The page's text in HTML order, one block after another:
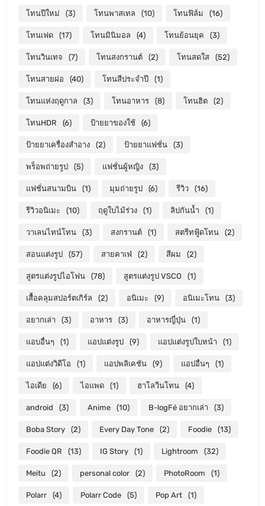
โทนปีใหม่ (3) โทนพาสเทล (10) โทนฟิล์ม (16)
โทนเฟด (17) โทนมินิมอล (4) โทนย้อนยุค (3)
โทนวินเทจ (7) โทนสงกรานต์ (2) โทนสดใส (52)
โทนสายฝอ (40) โทนสีประจำปี (1)
โทนแห่งฤดูกาล (3) โทนอาหาร (8) โทนฮิต (2)
โทนHDR (6) ป้ายยาของใช้ (6)
ป้ายยาเครื่องสำอาง (2) ป้ายยาแฟชั่น (3)
พร็อพถ่ายรูป (5) แฟชั่นผู้หญิง (3)
แฟชั่นสนามบิน (1) มุมถ่ายรูป (6) รีวิว (16)
รีวิวอนิเมะ (10) ฤดูใบไม้ร่วง (1) ลิปกันน้ำ (1)
วาเลนไทน์โทน (3) สงกรานต์ (1) สตรีทฟู้ดโทน (2)
สอนแต่งรูป (57) สายคาเฟ่ (2) สีผม (2)
สูตรแต่งรูปไอโฟน (78) สูตรแต่งรูป VSCO (1)
เสื้อคลุมสปอร์ตเกิร์ล (2) อนิเมะ (9) อนิเมะโทน (3)
อยากเล่า (3) อาหาร (3) อาหารญี่ปุ่น (1)
แอบอื่นๆ (1) แอปแต่งรูป (9) แอปแต่งรูปใบหน้า (1)
แอปแต่งวิดีโอ (1) แอปพลิเคชัน (9) แอปอื่นๆ (1)
ไอเดีย (6) ไอแพด (1) ฮาโลวีนโทน (4)
android (3) Anime (10) B-logFé อยากเล่า (3)
Boba Story (2) Every Day Tone (2) Foodie (13)
Foodie QR (13) IG Story (1) Lightroom (32)
Meitu (2) personal color (2) PhotoRoom (1)
Polarr (4) Polarr Code (5) Pop Art (1)